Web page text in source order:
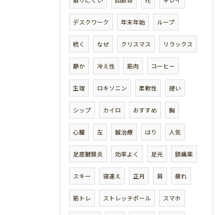
デスクワーク 年末年始 ループ
続く なぜ クリスマス リラックス
静か 冷え性 筋肉 コーヒー
生理 ロキソニン 柔軟性 硬い
シップ カイロ おすすめ 胸
心臓 左 鍼治療 はり 人気
足底腱膜炎 効率よく 足元 鎮痛薬
スキー 寝違え 正月 肩 疲れ
筋トレ ストレッチポール スマホ